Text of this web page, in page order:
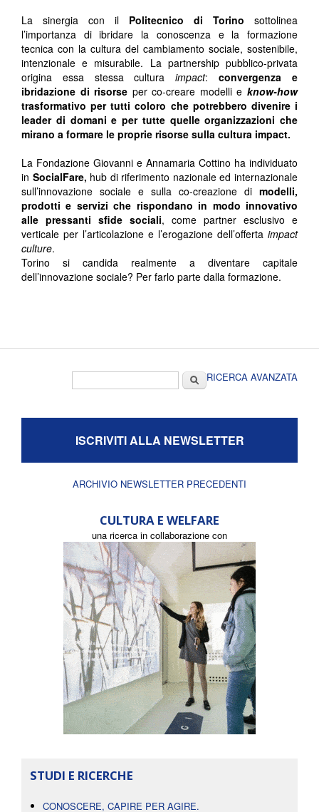
La sinergia con il Politecnico di Torino sottolinea
l’importanza di ibridare la conoscenza e la formazione
tecnica con la cultura del cambiamento sociale, sostenibile,
intenzionale e misurabile. La partnership pubblico-privata
origina essa stessa culturaimpact:convergenza e
ibridazione di risorse per co-creare modelli eknow-how
trasformativo per tutti coloro che potrebbero divenire i
leader di domani e per tutte quelle organizzazioni che
mirano a formare le proprie risorse sulla cultura impact.
La Fondazione Giovanni e Annamaria Cottino ha individuato
in SocialFare, hub di riferimento nazionale ed internazionale
sull’innovazione sociale e sulla co-creazione di modelli,
prodotti e servizi che rispondano in modo innovativo
alle pressanti sfide sociali, come partner esclusivo e
verticale per l’articolazione e l’erogazione dell’offerta impact
culture.
Torino si candida realmente a diventare capitale
dell’innovazione sociale? Per farlo parte dalla formazione.
CercaRICERCA AVANZATA
ISCRIVITI ALLA NEWSLETTER
ARCHIVIO NEWSLETTER PRECEDENTI
CULTURA E WELFARE
una ricerca in collaborazione con
STUDI E RICERCHE
CONOSCERE, CAPIRE PER AGIRE.